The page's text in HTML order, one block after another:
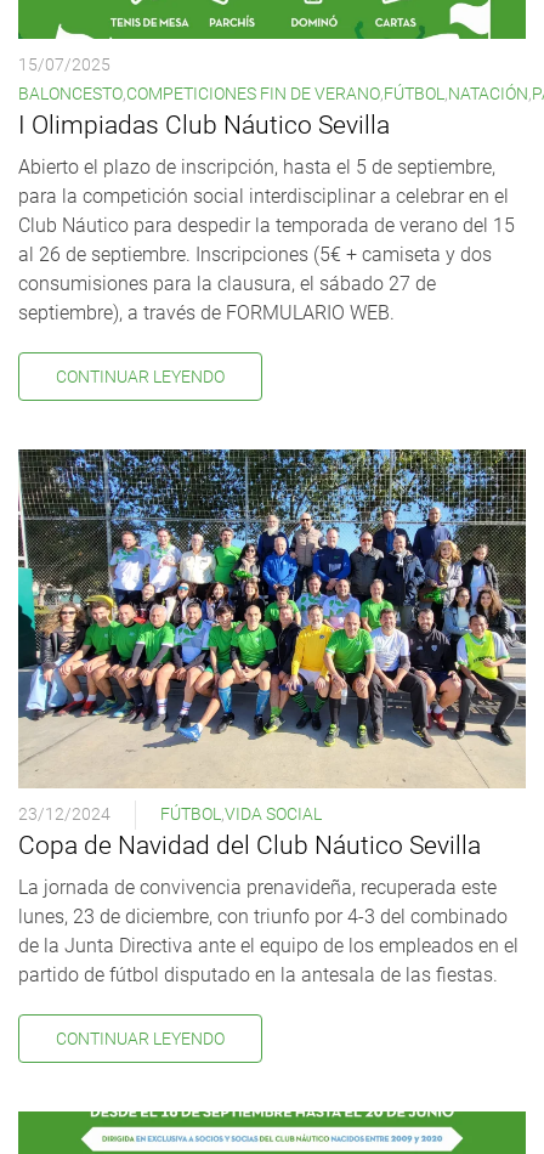
15/07/2025
BALONCESTO,COMPETICIONES FIN DE VERANO,FÚTBOL,NATACIÓN,
I Olimpiadas Club Náutico Sevilla
Abierto el plazo de inscripción, hasta el 5 de septiembre,
para la competición social interdisciplinar a celebrar en el
Club Náutico para despedir la temporada de verano del 15
al 26 de septiembre. Inscripciones (5€ + camiseta y dos
consumisiones para la clausura, el sábado 27 de
septiembre), a través de FORMULARIO WEB.
CONTINUAR LEYENDO
23/12/2024 FÚTBOL VIDA SOCIAL
Copa de Navidad del Club Náutico Sevilla
La jornada de convivencia prenavideña, recuperada este
lunes, 23 de diciembre, con triunfo por 4-3 del combinado
de la Junta Directiva ante el equipo de los empleados en el
partido de fútbol disputado en la antesala de las fiestas.
CONTINUAR LEYENDO